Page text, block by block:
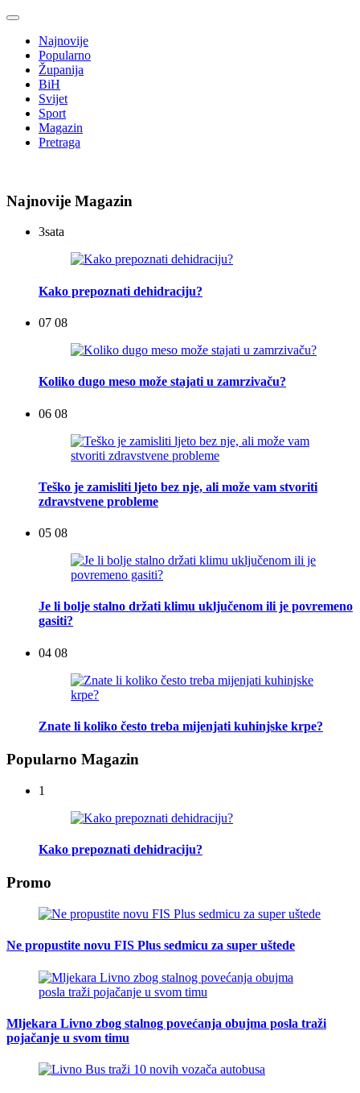
Najnovije
Popularno
Županija
BiH
Svijet
Sport
Magazin
Pretraga
Najnovije Magazin
3sata
Kako prepoznati dehidraciju?
07 08
Koliko dugo meso može stajati u zamrzivaču?
06 08
Teško je zamisliti ljeto bez nje, ali može vam stvoriti
zdravstvene probleme
05 08
Je li bolje stalno držati klimu uključenom ili je povremeno
gasiti?
04 08
Znate li koliko često treba mijenjati kuhinjske krpe?
Popularno Magazin
1
Kako prepoznati dehidraciju?
Promo
Ne propustite novu FIS Plus sedmicu za super uštede
Mljekara Livno zbog stalnog povećanja obujma posla traži
pojačanje u svom timu